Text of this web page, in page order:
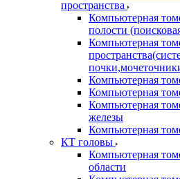
пространства
Компьютерная
полости
Компьютерная
Компьютерная
Компьютерная
Компьютерная
железы
Компьютерная
КТ головы
Компьютерная
области